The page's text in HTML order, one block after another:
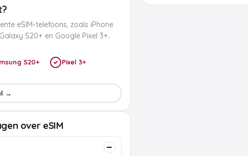
eSIM-telefoons, zoals iPhone
S20+ en Google Pixel 3+.
S20+ Pixel 3+
→
over eSIM